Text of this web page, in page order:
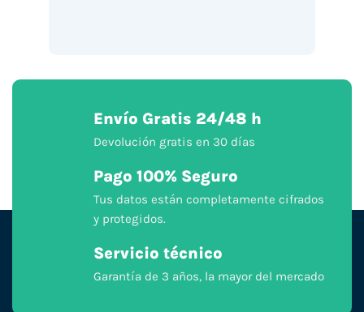
Envío Gratis 24/48 h
Devolución gratis en 30 días
Pago 100% Seguro
Tus datos están completamente cifrados
y protegidos.
Servicio técnico
Garantía de 3 años, la mayor del mercado